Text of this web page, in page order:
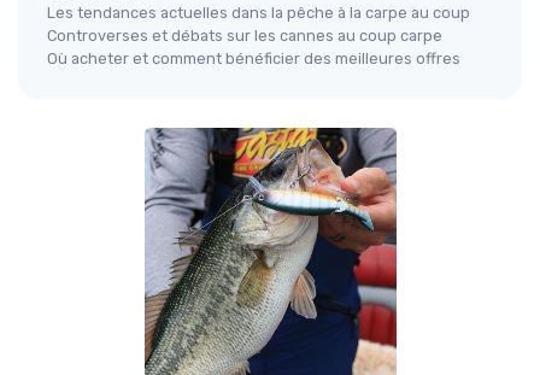
Les tendances actuelles dans la pêche à la carpe au coup
Controverses et débats sur les cannes au coup carpe
Où acheter et comment bénéficier des meilleures offres